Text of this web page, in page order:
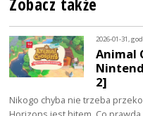
Zobacz także
2026-01-31,
Animal
2]
Nikogo chyba nie trzeba